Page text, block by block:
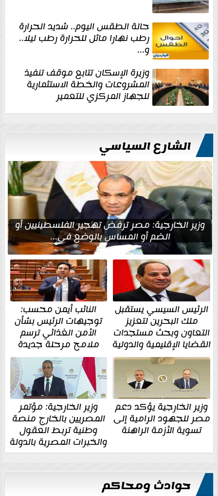
حالة الطقس اليوم.. شديد الحرارة
رطب نهارا مائل للحرارة رطب ليلا..
و...
وزيرة الإسكان تتابع موقف تنفيذ
المشروعات والخطة الاستثمارية
للجهاز المركزي للتعمير
الشارع السياسي
وزير الخارجية: مصر ترفض تهجير الفلسطينيين أو
الضم أو المساس بالوضع في...
الرئيس السيسي يستقبل
ملك البحرين لتعزيز
التعاون وبحث مستجدات
القضايا الإقليمية والدولية
النائب أيمن محسب:
توجيهات الرئيس بشأن
الأمن الغذائي ترسم
ملامح مرحلة جديدة
وزير الخارجية يؤكد دعم
مصر للجهود الرامية إلى
تسوية الأزمة الراهنة
وزير الخارجية: مؤتمر
المصريين بالخارج منصة
وطنية تربط العقول
والخبرات المصرية بالدولة
حوادث ومحاكم